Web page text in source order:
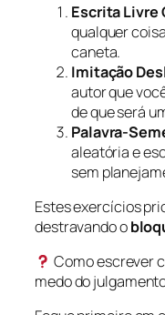
Escrita Livre
qualquer
caneta.
Imitação
autor que
de que será
Palavra-
aleatória e
sem
Estes exercícios
destravando o
Como escrever
medo do